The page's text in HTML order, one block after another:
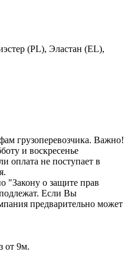
(PL), Эластан (EL),
грузоперевозчика. Важно!
и воскресенье
оплата не поступает в
"Закону о защите прав
Если Вы
предварительно может
от 9м.